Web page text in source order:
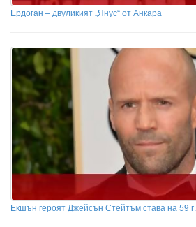
Ердоган – двуликият „Янус“ от Анкара
Екшън героят Джейсън Стейтъм става на 59 г.